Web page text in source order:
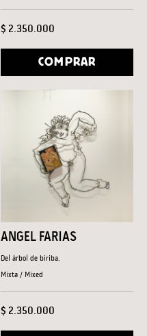
$ 2.350.000
COMPRAR
ANGEL FARIAS
Del árbol de biriba.
Mixta / Mixed
$ 2.350.000